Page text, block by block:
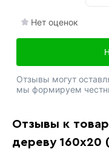
Отзывы к
дереву 160х20
Нет оценок
Отзывы могут
мы формируем